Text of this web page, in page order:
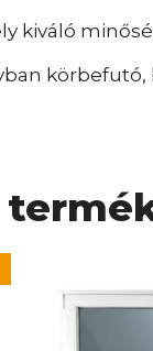
kiváló
terméknek